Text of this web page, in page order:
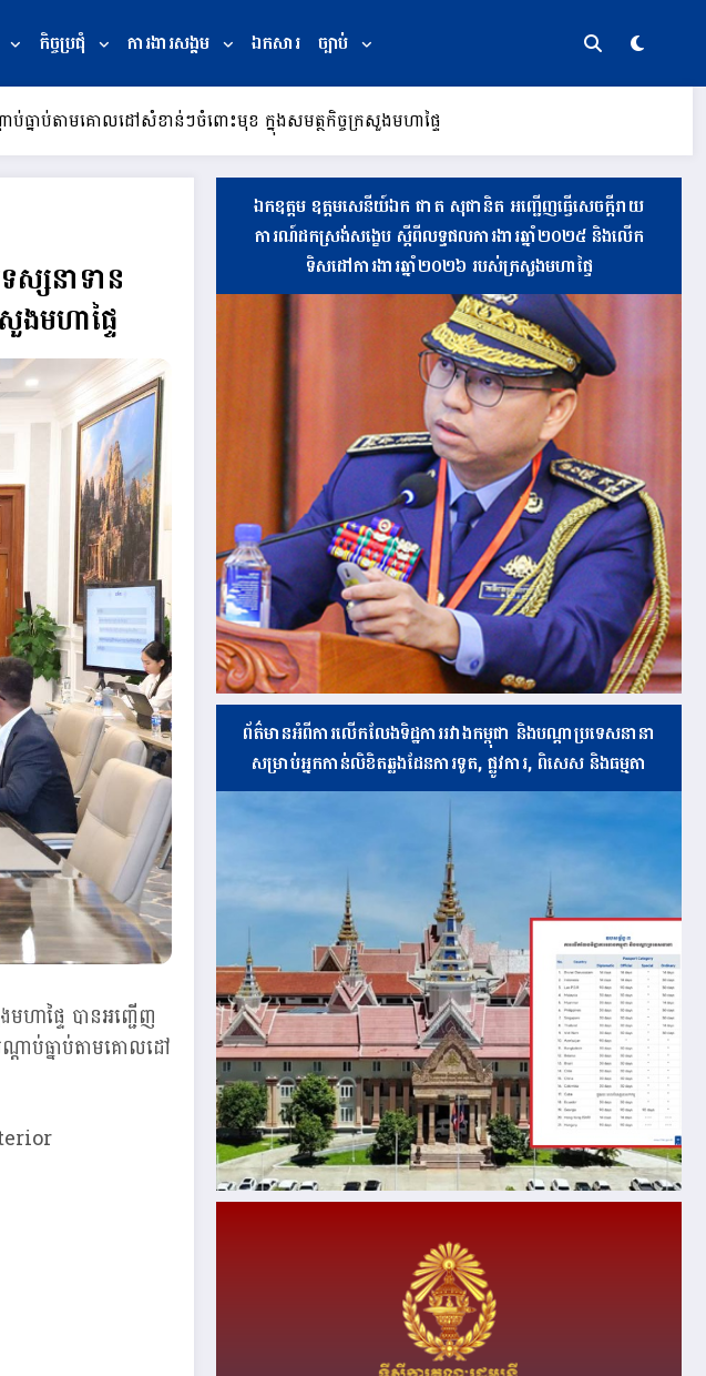
កិច្ចប្រជុំ ការងារសង្គម ឯកសារ ច្បាប់
ប់ធ្នាប់តាមគោលដៅសំខាន់ៗចំពោះមុខ ក្នុងសមត្ថកិច្ចក្រសួងមហាផ្ទៃ
ស្សនាទាន
មហាផ្ទៃ
ហាផ្ទៃ បានអញ្ជើញ
ដាប់ធ្នាប់តាមគោលដៅ
ឯកឧត្តម ឧត្តមសេនីយ៍ឯក ផាត សុផានិត អញ្ជើញធ្វើសេចក្តីរាយ
ការណ៍ដកស្រង់សង្ខេប ស្តីពីលទ្ធផលការងារឆ្នាំ២០២៥ និងលើក
ទិសដៅការងារឆ្នាំ២០២៦ របស់ក្រសួងមហាផ្ទៃ
ព័ត៌មានអំពីការលើកលែងទិដ្ឋការរវាងកម្ពុជា និងបណ្ដាប្រទេសនានា
សម្រាប់អ្នកកាន់លិខិតឆ្លងដែនការទូត, ផ្លូវការ, ពិសេស និងធម្មតា